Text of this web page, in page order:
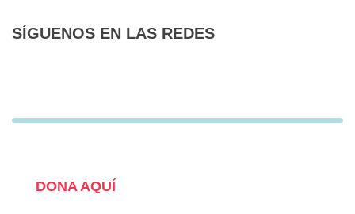
SÍGUENOS EN LAS REDES
c
o
i
e
s
DONA AQUÍ